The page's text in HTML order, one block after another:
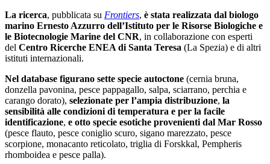
La ricerca, pubblicata su Frontiers, è stata realizzata dal biologo
marino Ernesto Azzurro dell’Istituto per le Risorse Biologiche e
le Biotecnologie Marine del CNR, in collaborazione con esperti
del Centro Ricerche ENEA di Santa Teresa (La Spezia) e di altri
istituti internazionali.
Nel database figurano sette specie autoctone (cernia bruna,
donzella pavonina, pesce pappagallo, salpa, sciarrano, perchia e
carango dorato), selezionate per l’ampia distribuzione, la
sensibilità alle condizioni di temperatura e per la facile
identificazione, e otto specie esotiche provenienti dal Mar Rosso
(pesce flauto, pesce coniglio scuro, sigano marezzato, pesce
scorpione, monacanto reticolato, triglia di Forskkal, Pempheris
rhomboidea e pesce palla).